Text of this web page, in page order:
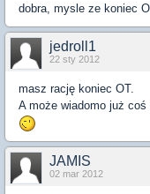
dobra, mysle ze koniec
jedroll1
22 sty 2012
masz rację koniec OT.
A może wiadomo już
JAMIS
02 mar 2012